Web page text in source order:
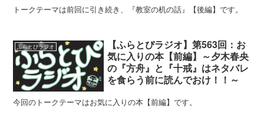
トークテーマは前回に引き続き、『教室の机の話』【後編】です。
ふらとぴラジオ
【ふらとぴラジオ】第563回：お
気に入りの本【前編】～夕木春央
の『方舟』と『十戒』はネタバレ
を食らう前に読んでおけ！！～
今回のトークテーマはお気に入りの本【前編】です。